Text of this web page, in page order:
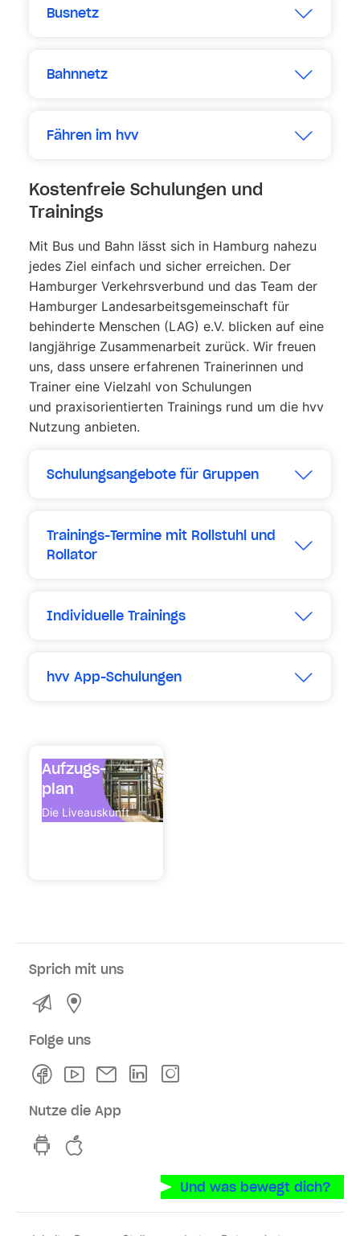
Busnetz
Bahnnetz
Fähren im hvv
Kostenfreie Schulungen und
Trainings
Mit Bus und Bahn lässt sich in Hamburg nahezu
jedes Ziel einfach und sicher erreichen. Der
Hamburger Verkehrsverbund und das Team der
Hamburger Landesarbeitsgemeinschaft für
behinderte Menschen (LAG) e.V. blicken auf eine
langjährige Zusammenarbeit zurück. Wir freuen
uns, dass unsere erfahrenen Trainerinnen und
Trainer eine Vielzahl von Schulungen
und praxisorientierten Trainings rund um die hvv
Nutzung anbieten.
Schulungsangebote für Gruppen Erweitern
Trainings-Termine mit Rollstuhl und
Rollator
Individuelle Trainings
hvv App-Schulungen
Aufzugs-
plan
Die Liveauskunft
Sprich mit uns
Kontakt
Folge uns
FacebookYoutubeNewsletterLinkedln
Nutze die App
hvv switch App auf GooglePlay
Und was bewegt dich?